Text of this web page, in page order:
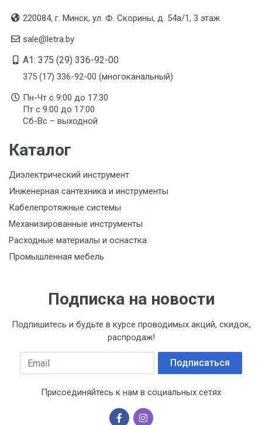
220084, г. Минск, ул. Ф. Скорины, д. 54а/1, 3 этаж
sale@letra.by
A1: 375 (29) 336-92-00
375 (17) 336-92-00 (многоканальный)
Пн-Чт с 9:00 до 17:30
Пт с 9:00 до 17:00
Сб-Вс – выходной
Каталог
Диэлектрический инструмент
Инженерная сантехника и инструменты
Кабелепротяжные системы
Механизированные инструменты
Расходные материалы и оснастка
Промышленная мебель
Подписка на новости
Подпишитесь и будьте в курсе проводимых акций, скидок,
распродаж!
Email Подписаться
Присоединяйтесь к нам в социальных сетях